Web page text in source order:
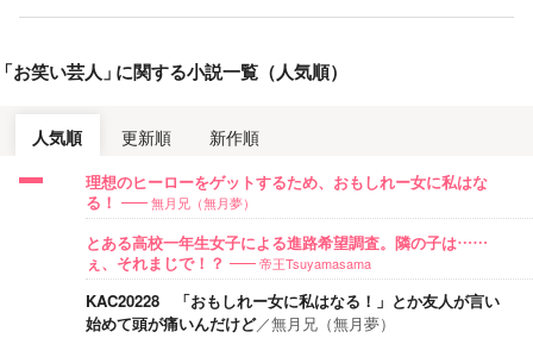
お笑い芸人 」に関する小説一覧（人気順）
人気順 更新順 新作順
理想のヒーローをゲットするため、おもしれー女に私はな
る！
無月兄（無月夢）
とある高校一年生女子による進路希望調査。隣の子は……
ぇ、それまじで！？
帝王Tsuyamasama
KAC20228 「おもしれー女に私はなる！」とか友人が言い
始めて頭が痛いんだけど／無月兄（無月夢）